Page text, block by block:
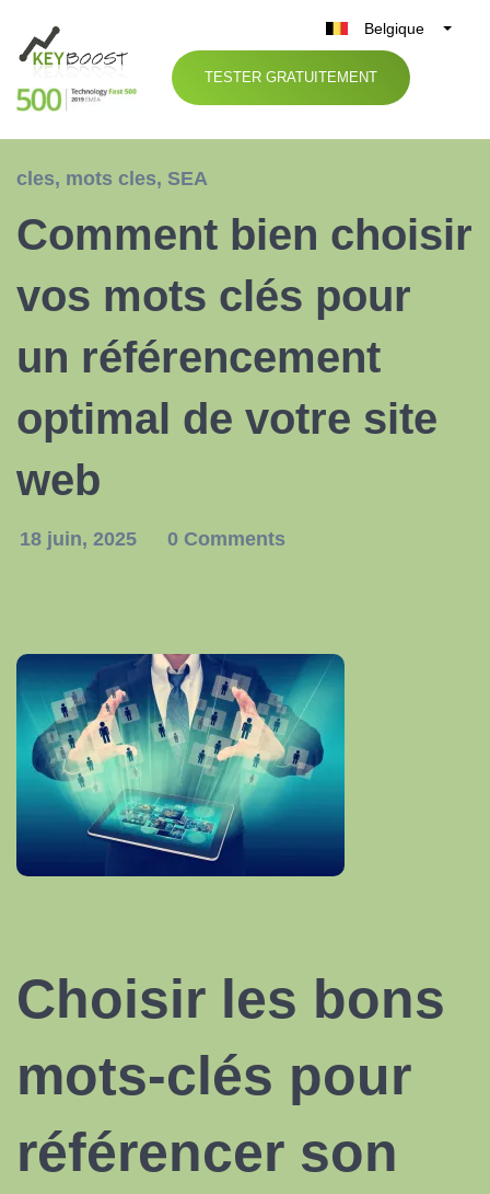
Belgique
België
Nederland
España
TESTER GRATUITEMENT
cles, mots cles, SEA
Comment bien choisir
vos mots clés pour
un référencement
optimal de votre site
web
18 juin, 2025 0 Comments
Choisir les bons
mots-clés pour
référencer son